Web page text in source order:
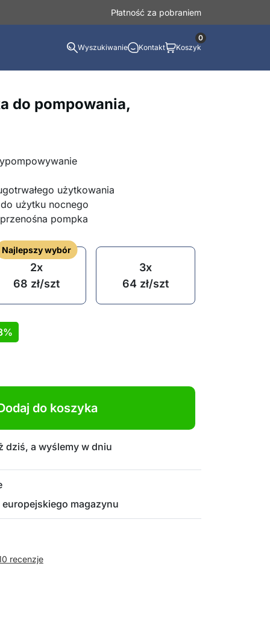
Płatność za pobraniem
Wyszukiwanie Kontakt Koszyk
0
do pompowania,
użytkowania
użytku nocnego
pompka
Najlepszy wybór
2x
68 zł/szt
3x
64 zł/szt
do koszyka
dziś, a wyślemy w dniu
europejskiego magazynu
recenzje